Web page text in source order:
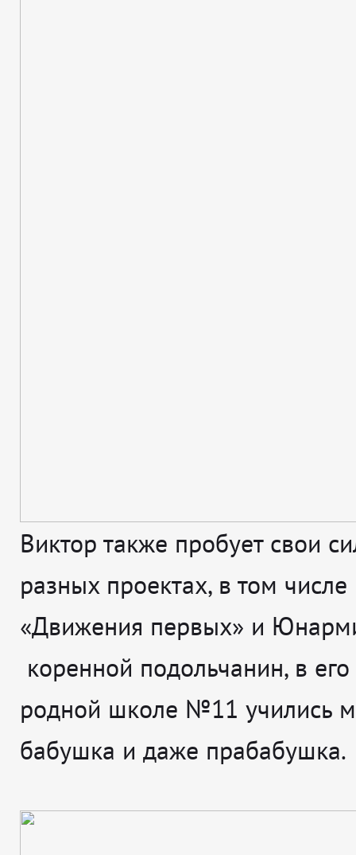
Виктор также пробует свои
разных проектах, в том числе
«Движения первых» и
коренной подольчанин, в его
родной школе №11 учились
бабушка и даже прабабушка.